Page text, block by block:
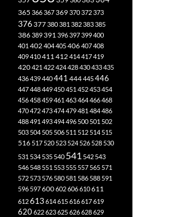
365 366367369370372373
376377380381 382383385
386389391396397399400
401 402404405406407408
409410411 412414417419
420421 422424428430433435
436439440441 444445446
447448449450451 452453454
456458459461 463464466468
470472473474479481 484486
488491 493494496 500 501 502
503 504 505 506 511 512 514 515
516 517 520 523 524 526 528 530
531 534 535 540 541 542 543
546 548 551 553 555 557 565 571
572 573 576 580 581 586 588 591
596 597600602606610611
612613614615616617619
620622623625626628629